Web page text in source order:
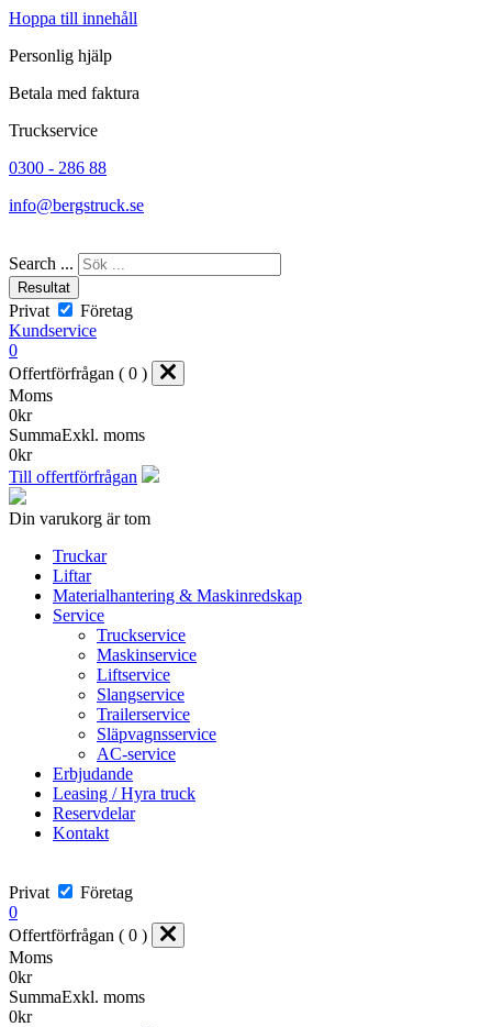
Hoppa till innehåll
Personlig hjälp
Betala med faktura
Truckservice
0300 - 286 88
info@bergstruck.se
Search ...
Resultat
Privat
Företag
Kundservice
0
Offertförfrågan ( 0 )
Moms
0kr
SummaExkl. moms
0kr
Till offertförfrågan
Din varukorg är tom
Truckar
Liftar
Materialhantering & Maskinredskap
Service
Truckservice
Maskinservice
Liftservice
Slangservice
Trailerservice
Släpvagnsservice
AC-service
Erbjudande
Leasing / Hyra truck
Reservdelar
Kontakt
Privat
Företag
0
Offertförfrågan ( 0 )
Moms
0kr
SummaExkl. moms
0kr